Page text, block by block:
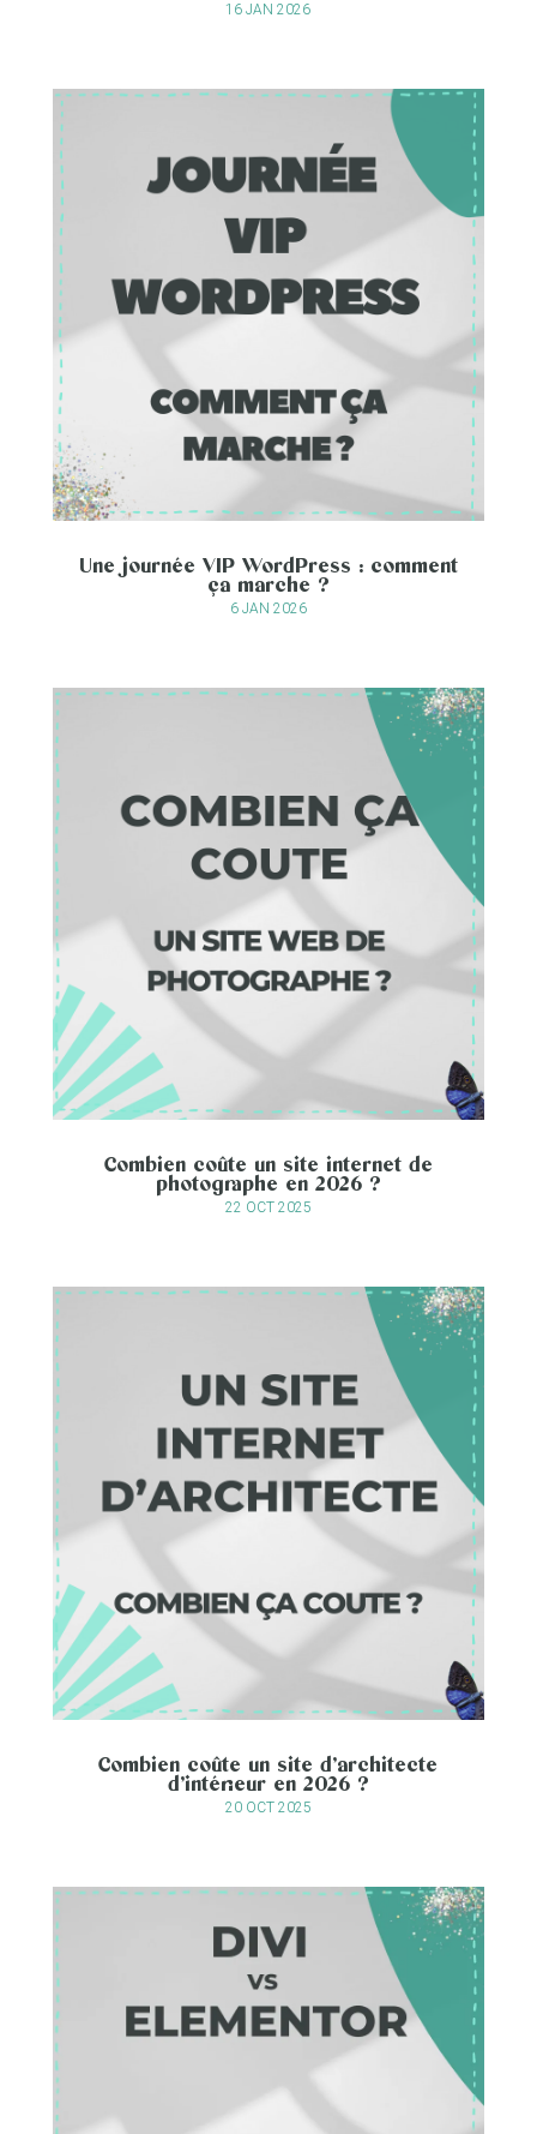
16 JAN 2026
Une journée VIP WordPress : comment
ça marche ?
6 JAN 2026
Combien coûte un site internet de
photographe en 2026 ?
22 OCT 2025
Combien coûte un site d’architecte
d’intérieur en 2026 ?
20 OCT 2025